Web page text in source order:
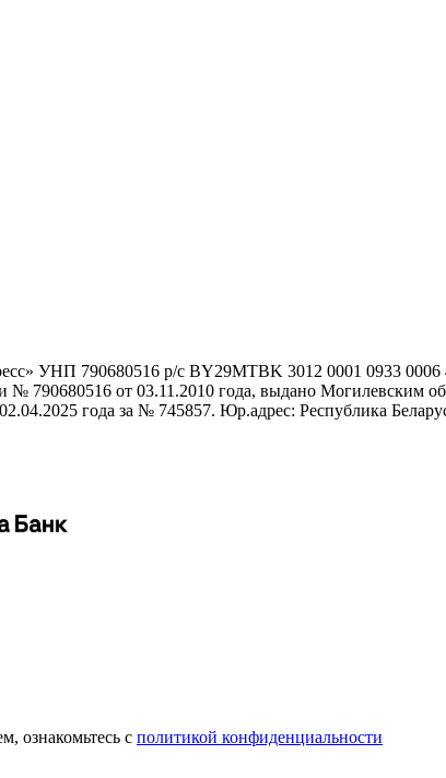
УНП 790680516 р/с BY29MTBK 3012 0001 0933
№ 790680516 от 03.11.2010 года, выдано Могилевским
года за № 745857. Юр.адрес: Республика
ознакомьтесь с политикой конфиденциальности